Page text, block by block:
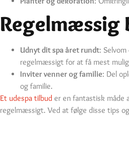
Regelmæssig
Udnyt dit spa året rundt:
regelmæssigt for at få mest
Inviter venner og familie: Del
og familie.
Et udespa tilbud er en fantastisk måde
regelmæssigt. Ved at følge disse tips